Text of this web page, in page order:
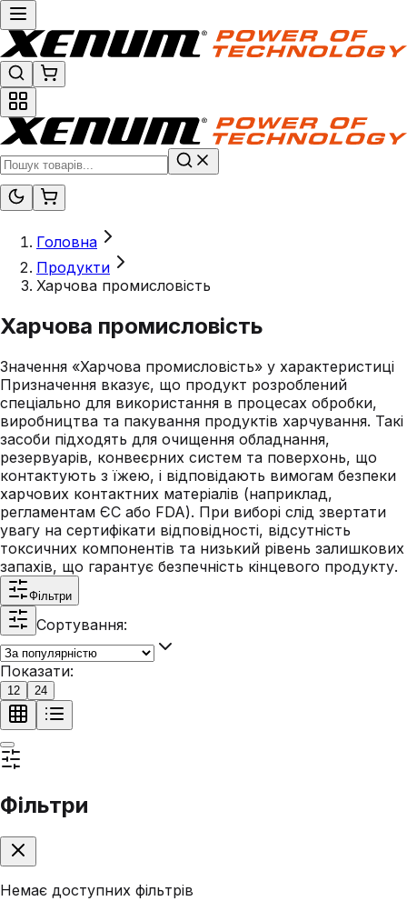
Головна
Продукти
Харчова промисловість
Харчова промисловість
Значення «Харчова промисловість» у характеристиці
Призначення вказує, що продукт розроблений
спеціально для використання в процесах обробки,
виробництва та пакування продуктів харчування. Такі
засоби підходять для очищення обладнання,
резервуарів, конвеєрних систем та поверхонь, що
контактують з їжею, і відповідають вимогам безпеки
харчових контактних матеріалів (наприклад,
регламентам ЄС або FDA). При виборі слід звертати
увагу на сертифікати відповідності, відсутність
токсичних компонентів та низький рівень залишкових
запахів, що гарантує безпечність кінцевого продукту.
Фільтри
Сортування:
Показати:
12 24
Фільтри
Немає доступних фільтрів